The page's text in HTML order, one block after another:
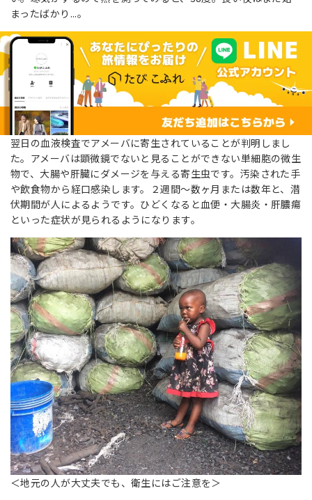
まったばかり...。
翌日の血液検査でアメーバに寄生されていることが判明しまし
た。アメーバは顕微鏡でないと見ることができない単細胞の微生
物で、大腸や肝臓にダメージを与える寄生虫です。汚染された手
や飲食物から経口感染します。２週間〜数ヶ月または数年と、潜
伏期間が人によるようです。ひどくなると血便・大腸炎・肝膿瘍
といった症状が見られるようになります。
＜地元の人が大丈夫でも、衛生にはご注意を＞